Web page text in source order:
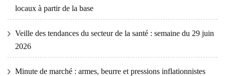
locaux à partir de la base
Veille des tendances du secteur de la santé : semaine du 29 juin
2026
Minute de marché : armes, beurre et pressions inflationnistes